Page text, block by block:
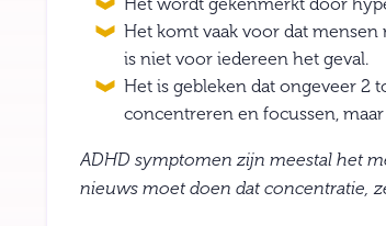
Het wordt gekenmerkt door
Het komt vaak voor dat
is niet voor iedereen het geval.
Het is gebleken dat ongeveer 2
concentreren en focussen,
ADHD symptomen zijn meestal het
nieuws moet doen dat concentratie,